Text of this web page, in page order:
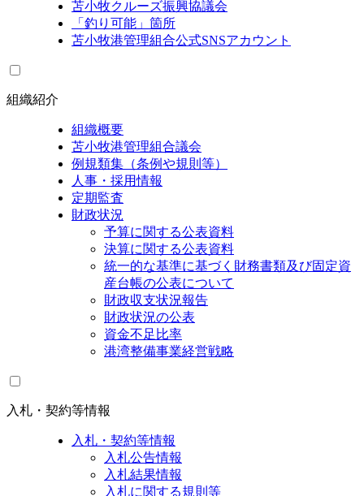
苫小牧クルーズ振興協議会
「釣り可能」箇所
苫小牧港管理組合公式SNSアカウント
組織紹介
組織概要
苫小牧港管理組合議会
例規類集（条例や規則等）
人事・採用情報
定期監査
財政状況
予算に関する公表資料
決算に関する公表資料
統一的な基準に基づく財務書類及び固定資
産台帳の公表について
財政収支状況報告
財政状況の公表
資金不足比率
港湾整備事業経営戦略
入札・契約等情報
入札・契約等情報
入札公告情報
入札結果情報
入札に関する規則等